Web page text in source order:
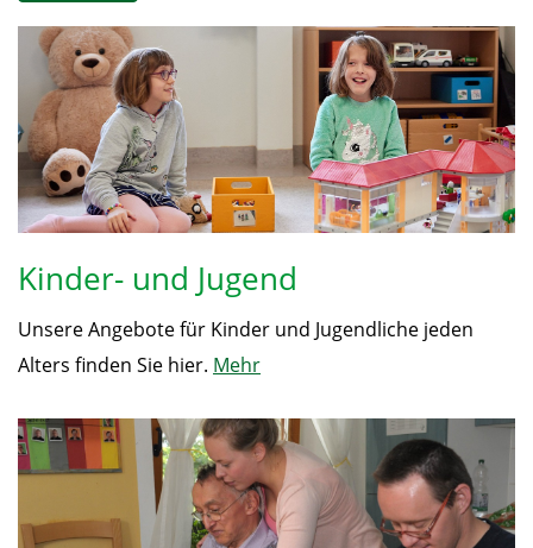
Kinder- und Jugend
Unsere Angebote für Kinder und Jugendliche jeden
Alters finden Sie hier. Mehr